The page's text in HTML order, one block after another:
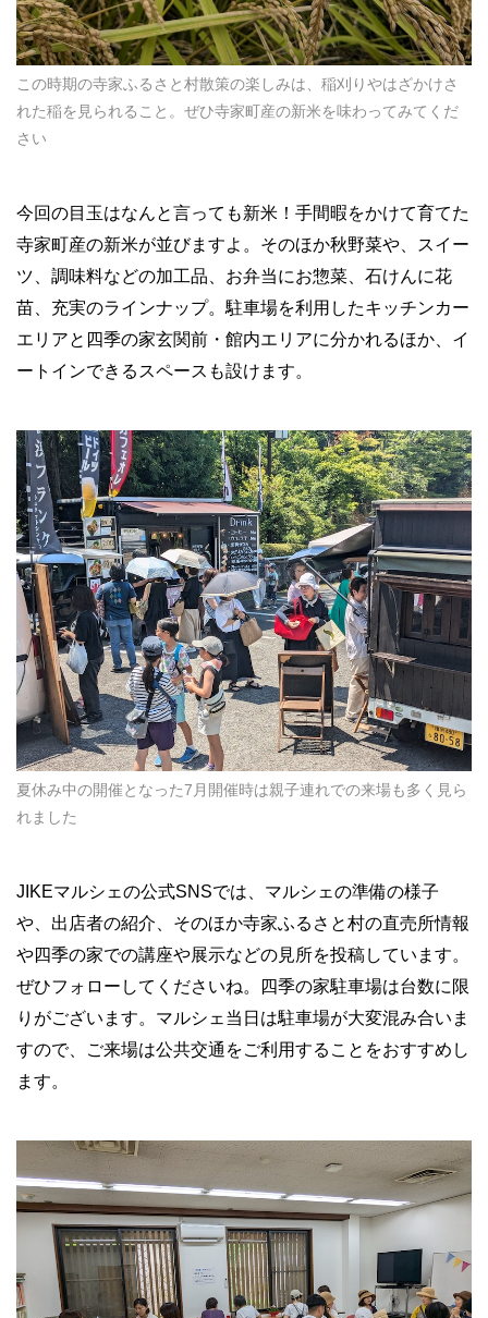
この時期の寺家ふるさと村散策の楽しみは、稲刈りやはざかけさ
れた稲を見られること。ぜひ寺家町産の新米を味わってみてくだ
さい
今回の目玉はなんと言っても新米！手間暇をかけて育てた
寺家町産の新米が並びますよ。そのほか秋野菜や、スイー
ツ、調味料などの加工品、お弁当にお惣菜、石けんに花
苗、充実のラインナップ。駐車場を利用したキッチンカー
エリアと四季の家玄関前・館内エリアに分かれるほか、イ
ートインできるスペースも設けます。
夏休み中の開催となった7月開催時は親子連れでの来場も多く見ら
れました
JIKEマルシェの公式SNSでは、マルシェの準備の様子
や、出店者の紹介、そのほか寺家ふるさと村の直売所情報
や四季の家での講座や展示などの見所を投稿しています。
ぜひフォローしてくださいね。四季の家駐車場は台数に限
りがございます。マルシェ当日は駐車場が大変混み合いま
すので、ご来場は公共交通をご利用することをおすすめし
ます。